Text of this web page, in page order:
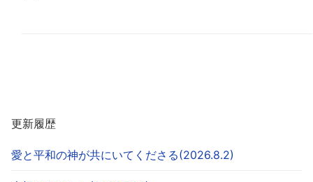
更新履歴
愛と平和の神が共にいてくださる(2026.8.2)